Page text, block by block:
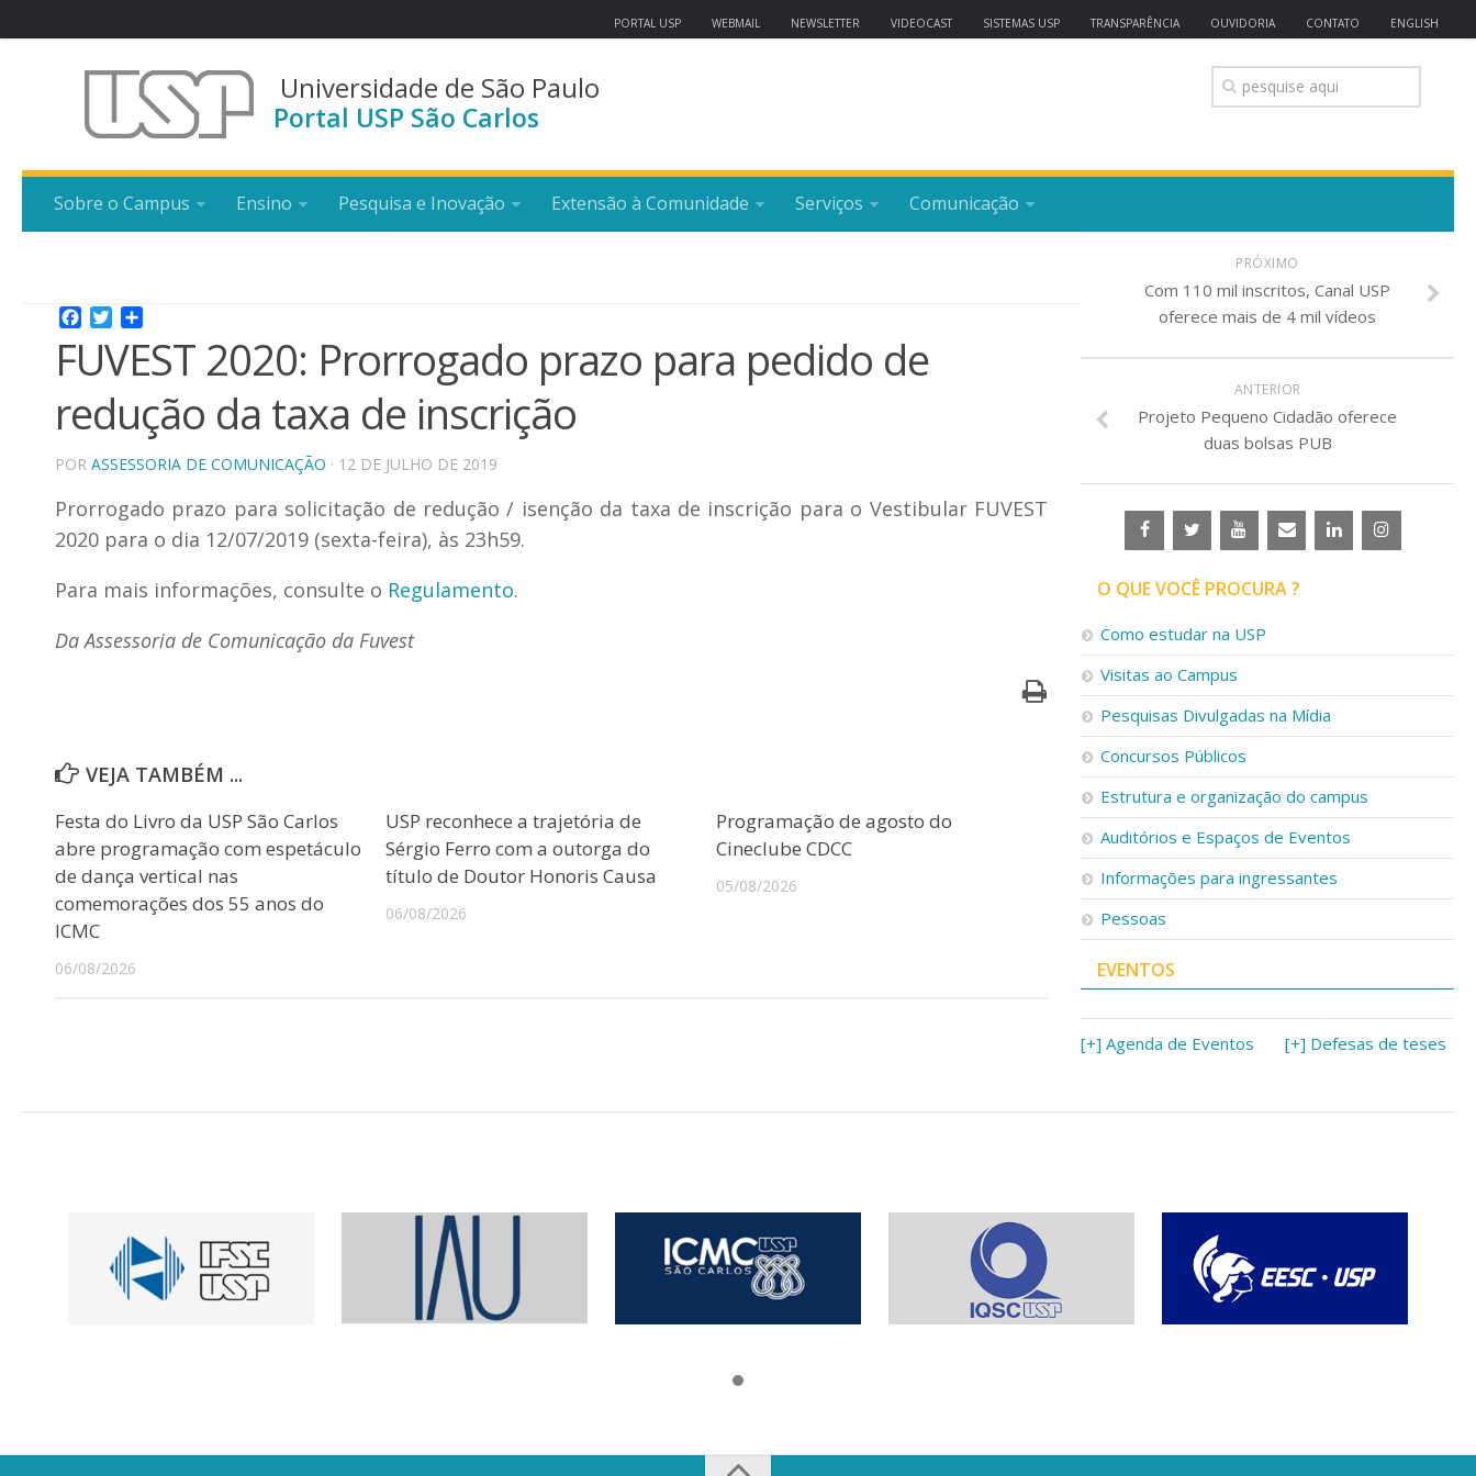
PORTAL USP WEBMAIL NEWSLETTER VIDEOCAST SISTEMAS USP TRANSPARÊNCIA OUVIDORIA CONTATO ENGLISH
Universidade de São Paulo
Portal USP São Carlos
Sobre o Campus Ensino Pesquisa e Inovação Extensão à Comunidade Serviços Comunicação
Facebook
Twitter
FUVEST 2020: Prorrogado prazo para pedido de
redução da taxa de inscrição
POR ASSESSORIA DE COMUNICAÇÃO · 12 DE JULHO DE 2019
Prorrogado prazo para solicitação de redução / isenção da taxa de inscrição para o Vestibular FUVEST
2020 para o dia 12/07/2019 (sexta-feira), às 23h59.
Para mais informações, consulte o Regulamento.
Da Assessoria de Comunicação da Fuvest
VEJA TAMBÉM ...
Festa do Livro da USP São Carlos
abre programação com espetáculo
de dança vertical nas
comemorações dos 55 anos do
ICMC
06/08/2026
USP reconhece a trajetória de
Sérgio Ferro com a outorga do
título de Doutor Honoris Causa
06/08/2026
Programação de agosto do
Cineclube CDCC
05/08/2026
PRÓXIMO
Com 110 mil inscritos, Canal USP
oferece mais de 4 mil vídeos
ANTERIOR
Projeto Pequeno Cidadão oferece
duas bolsas PUB
O QUE VOCÊ PROCURA ?
Como estudar na USP
Visitas ao Campus
Pesquisas Divulgadas na Mídia
Concursos Públicos
Estrutura e organização do campus
Auditórios e Espaços de Eventos
Informações para ingressantes
Pessoas
EVENTOS
[+] Agenda de Eventos [+] Defesas de teses